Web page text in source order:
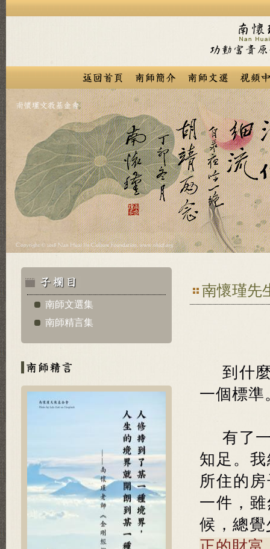
南師文選集
南師精言集
南懷瑾先
到什
一個標準
有了
知足。
所住的
一件，
候，總